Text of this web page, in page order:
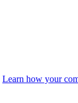
Learn how your